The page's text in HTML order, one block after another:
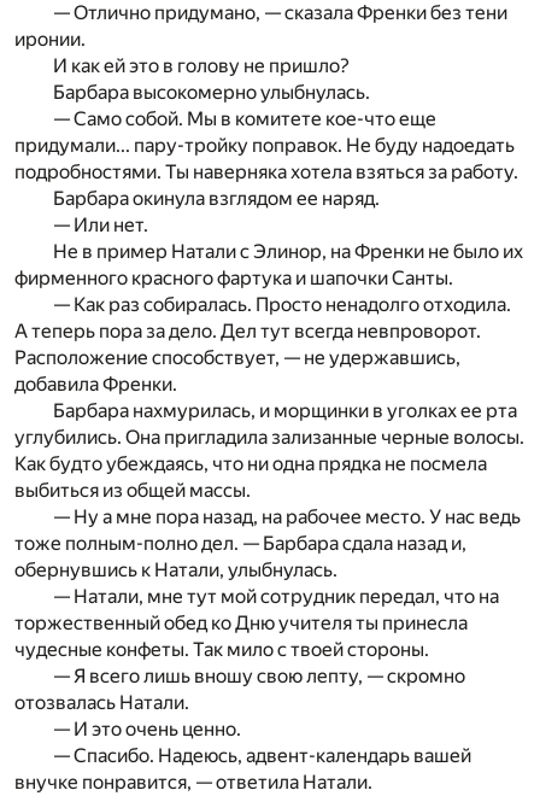
— Отлично придумано, — сказала Френки без тени
иронии.
И как ей это в голову не пришло?
Барбара высокомерно улыбнулась.
— Само собой. Мы в комитете кое-что еще
придумали... пару-тройку поправок. Не буду надоедать
подробностями. Ты наверняка хотела взяться за работу.
Барбара окинула взглядом ее наряд.
— Или нет.
Не в пример Натали с Элинор, на Френки не было их
фирменного красного фартука и шапочки Санты.
— Как раз собиралась. Просто ненадолго отходила.
А теперь пора за дело. Дел тут всегда невпроворот.
Расположение способствует, — не удержавшись,
добавила Френки.
Барбара нахмурилась, и морщинки в уголках ее рта
углубились. Она пригладила зализанные черные волосы.
Как будто убеждаясь, что ни одна прядка не посмела
выбиться из общей массы.
— Ну а мне пора назад, на рабочее место. У нас ведь
тоже полным-полно дел. — Барбара сдала назад и,
обернувшись к Натали, улыбнулась.
— Натали, мне тут мой сотрудник передал, что на
торжественный обед ко Дню учителя ты принесла
чудесные конфеты. Так мило с твоей стороны.
— Я всего лишь вношу свою лепту, — скромно
отозвалась Натали.
— И это очень ценно.
— Спасибо. Надеюсь, адвент-календарь вашей
внучке понравится, — ответила Натали.